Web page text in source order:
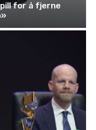
for å fjerne